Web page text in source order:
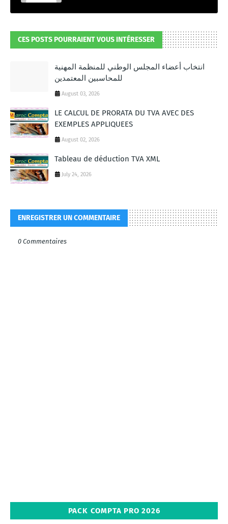
CES POSTS POURRAIENT VOUS INTÉRESSER
انتخاب أعضاء المجلس الوطني للمنظمة المهنية
للمحاسبين المعتمدين
August 03, 2026
LE CALCUL DE PRORATA DU TVA AVEC DES
EXEMPLES APPLIQUEES
August 02, 2026
Tableau de déduction TVA XML
July 24, 2026
ENREGISTRER UN COMMENTAIRE
0 Commentaires
PACK COMPTA PRO 2026